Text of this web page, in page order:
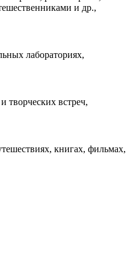
и др.,
лабораториях,
творческих встреч,
книгах, фильмах,